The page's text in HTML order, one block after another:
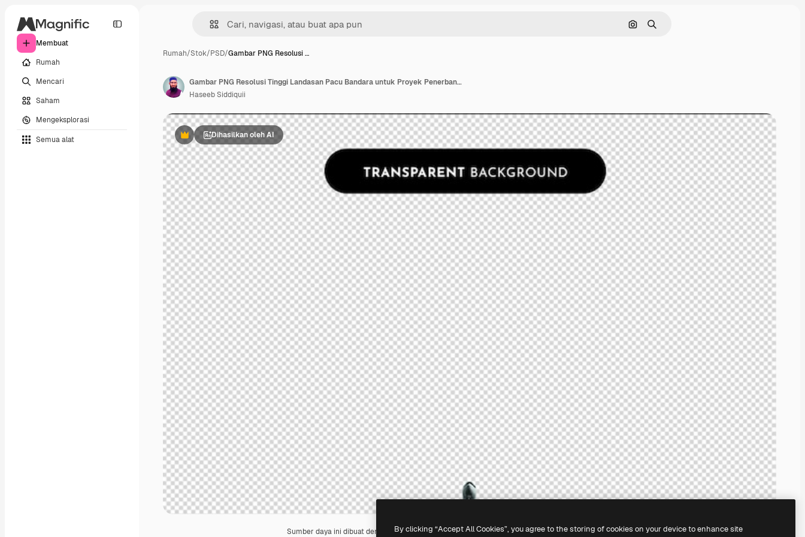
Membuat
Rumah
Mencari
Saham
Mengeksplorasi
Semua alat
Pencarian berdasarkan gambar
Mencari
Rumah/Stok/PSD/Gambar PNG Resolusi …
PremiumDihasilkan oleh AI
Sumber daya ini dibuat dengan AI. Anda dapat membuatnya sendiri menggunakan AI Image Generator kami.
Gambar PNG Resolusi Tinggi Landasan Pacu Bandara untuk Proyek Penerbangan dan Perjalanan
Haseeb Siddiquii
By clicking “Accept All Cookies”, you agree to the storing of cookies on your device to enhance site